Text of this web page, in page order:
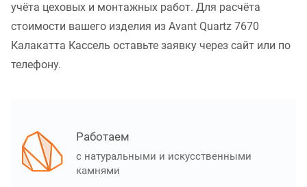
учёта цеховых и монтажных работ. Для расчёта
стоимости вашего изделия из Avant Quartz 7670
Калакатта Кассель оставьте заявку через сайт или по
телефону.
Работаем
с натуральными и искусственными
камнями